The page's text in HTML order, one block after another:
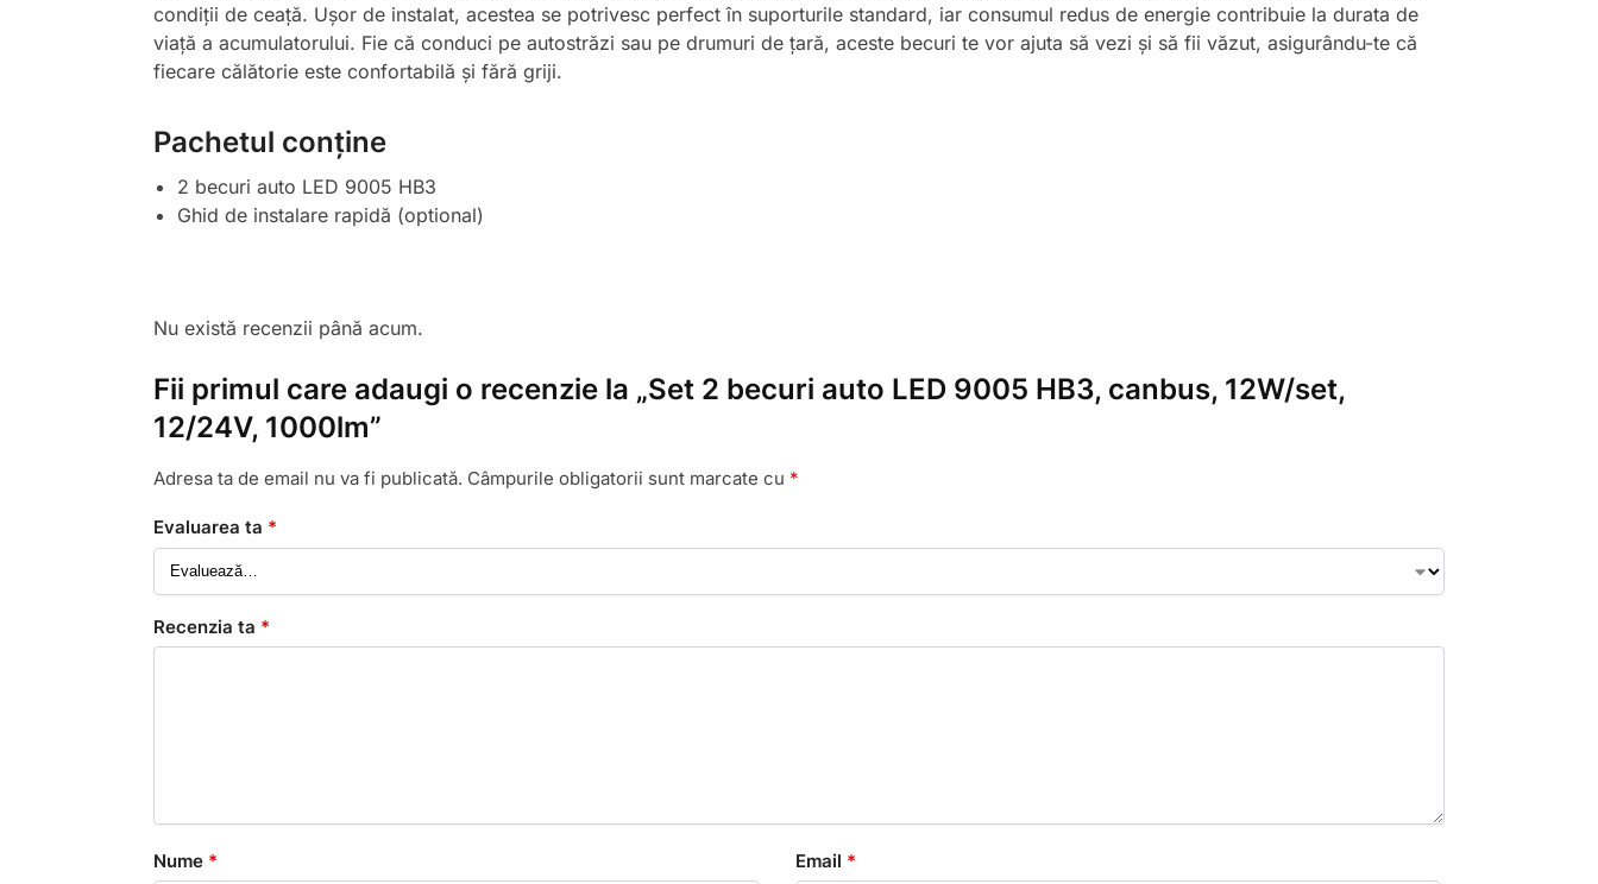
condiții de ceață. Ușor de instalat, acestea se potrivesc perfect în suporturile standard, iar consumul redus de energie contribuie la durata de
viață a acumulatorului. Fie că conduci pe autostrăzi sau pe drumuri de țară, aceste becuri te vor ajuta să vezi și să fii văzut, asigurându-te că
fiecare călătorie este confortabilă și fără griji.
Pachetul conține
2 becuri auto LED 9005 HB3
Ghid de instalare rapidă (optional)
Nu există recenzii până acum.
Fii primul care adaugi o recenzie la „Set 2 becuri auto LED 9005 HB3, canbus, 12W/set,
12/24V, 1000lm”
Adresa ta de email nu va fi publicată. Câmpurile obligatorii sunt marcate cu *
Evaluarea ta *
Recenzia ta *
Nume * Email *